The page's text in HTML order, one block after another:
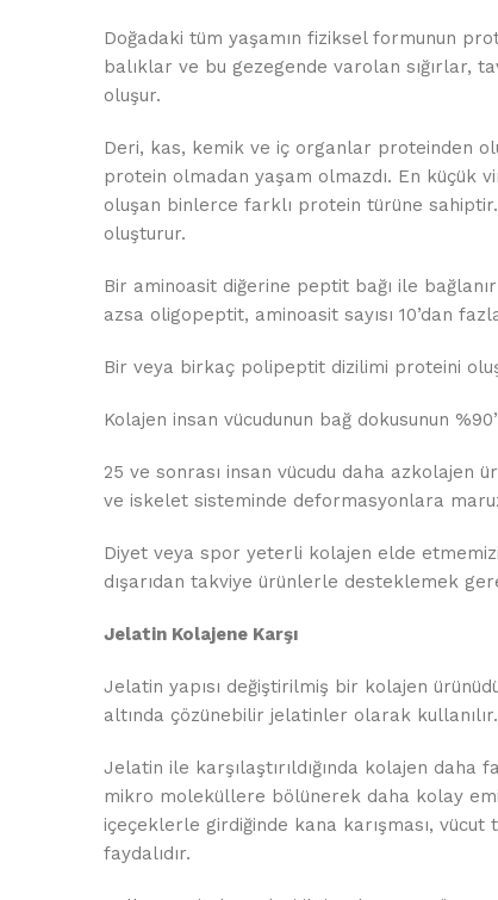
Doğadaki tüm yaşamın fiziksel formunun
balıklar ve bu gezegende varolan sığırlar,
oluşur.
Deri, kas, kemik ve iç organlar proteinden
protein olmadan yaşam olmazdı. En küçük
oluşan binlerce farklı protein türüne
oluşturur.
Bir aminoasit diğerine peptit bağı ile
azsa oligopeptit, aminoasit sayısı 10’dan
Bir veya birkaç polipeptit dizilimi proteini
Kolajen insan vücudunun bağ dokusunun
25 ve sonrası insan vücudu daha azkolajen
ve iskelet sisteminde deformasyonlara
Diyet veya spor yeterli kolajen elde
dışarıdan takviye ürünlerle desteklemek
Jelatin Kolajene Karşı
Jelatin yapısı değiştirilmiş bir kolajen
altında çözünebilir jelatinler olarak
Jelatin ile karşılaştırıldığında kolajen
mikro moleküllere bölünerek daha kolay
içeçeklerle girdiğinde kana karışması,
faydalıdır.